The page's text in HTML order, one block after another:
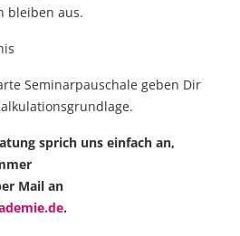
bleiben aus.
Seminarpauschale geben Dir
sprich uns einfach an,
Mail an
.